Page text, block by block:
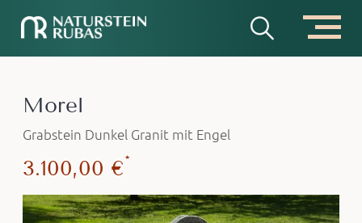
Morel
Grabstein Dunkel Granit mit Engel
3.100,00 €*